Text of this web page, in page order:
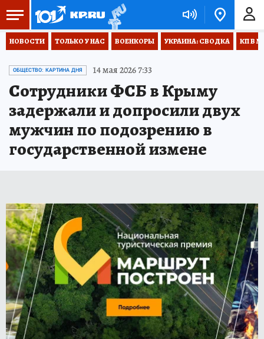
НОВОСТИ ТОЛЬКО У НАС ВОЕНКОРЫ УКРАИНА: СВОДКА КП В
ОБЩЕСТВО: КАРТИНА ДНЯ 14 мая 2026 7:33
Сотрудники ФСБ в Крыму
задержали и допросили двух
мужчин по подозрению в
государственной измене